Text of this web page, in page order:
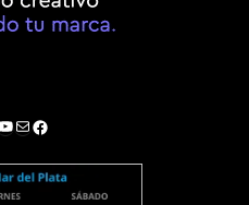
Correo electrónico
Facebook